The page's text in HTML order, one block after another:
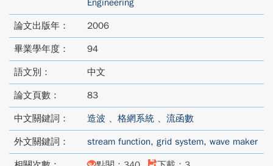
Engineering
論文出版年： 2006
畢業學年度： 94
語文別： 中文
論文頁數： 83
中文關鍵詞： 造波 、 格網系統 、 流函數
外文關鍵詞： stream function, grid system, wave maker